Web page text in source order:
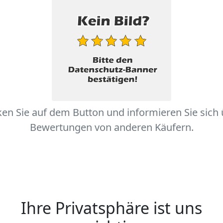
Sie auf dem Button und informieren Sie sich
Bewertungen von anderen Käufern.
Ihre Privatsphäre ist uns